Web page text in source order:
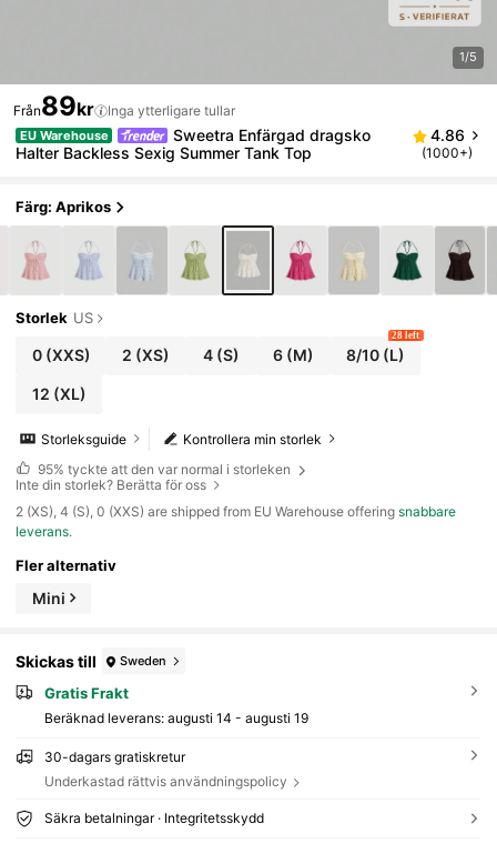
1/5
Från89kr Inga ytterligare tullar
EU Warehouse
Sweetra Enfärgad dragsko
Halter Backless Sexig Summer Tank Top
4.86
(1000+)
Färg: Aprikos
Storlek US
0(XXS) 2 (XS) 4 (S) 6 (M) 8/10 (L)
28 left
12 (XL)
Kontrollera min storlek
Storleksguide
95% tyckte att den var normal i storleken
Inte din storlek? Berätta för oss
​2 (XS), 4 (S), 0 (XXS) are shipped from EU Warehouse offeringsnabbare
leverans.
Fler alternativ
Mini
Skickas till Sweden
Gratis Frakt
Beräknad leverans: augusti 14 - augusti 19
30-dagars gratiskretur
Underkastad rättvis användningspolicy
Säkra betalningar · Integritetsskydd